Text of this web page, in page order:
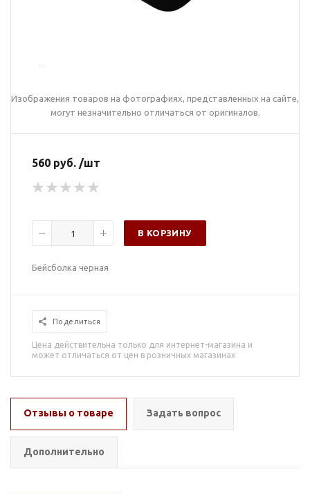
Изображения товаров на фотографиях, представленных на сайте,
могут незначительно отличаться от оригиналов.
560 руб. /шт
В КОРЗИНУ
Бейсболка черная
Поделиться
Цена действительна только для интернет-магазина и
может отличаться от цен в розничных магазинах
Отзывы о товаре Задать вопрос
Дополнительно